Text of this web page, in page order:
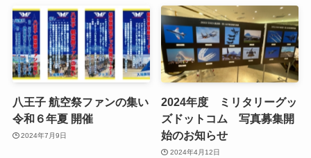
八王子 航空祭ファンの集い
令和６年夏 開催
2024年7月9日
2024年度 ミリタリーグッ
ズドットコム 写真募集開
始のお知らせ
2024年4月12日